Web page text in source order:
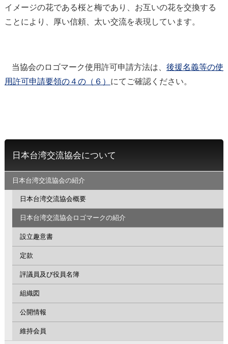
イメージの花である桜と梅であり、お互いの花を交換する
ことにより、厚い信頼、太い交流を表現しています。
当協会のロゴマーク使用許可申請方法は、 後援名義等の使
用許可申請要領の４の（６） にてご確認ください。
日本台湾交流協会について
日本台湾交流協会の紹介
日本台湾交流協会概要
日本台湾交流協会ロゴマークの紹介
設立趣意書
定款
評議員及び役員名簿
組織図
公開情報
維持会員